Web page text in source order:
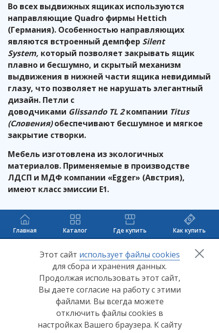
Во всех выдвижных ящиках используются
направляющие Quadro фирмы Hettich
(Германия). Особенностью направляющих
являются встроенный демпфер Silent
System, который позволяет закрывать ящик
плавно и бесшумно, и скрытый механизм
выдвижения в нижней части ящика невидимый
глазу, что позволяет не нарушать элегантный
дизайн. Петли с
доводчиками Glissando TL2компании Titus
(Словения)обеспечивают бесшумное и мягкое
закрытие створки.
Мебель изготовлена из экологичных
материалов. Применяемые в производстве
ЛДСП и МДФ компании «Egger» (Австрия),
имеют класс эмиссии Е1.
Главная Каталог Где купить Как купить
+7 (8412) 65-33-00
info@lerom.ru
Согласие на обработку персональных данных
Политика конфиденциальности
Согласие на обработку персональных данных Яндекс
Этот сайт использует файлы cookies
для сбора и хранения данных.
Продолжая использовать этот сайт,
Вы даете согласие на работу с этими
файлами. Вы всегда можете
отключить файлы cookies в
настройках Вашего браузера. К сайту